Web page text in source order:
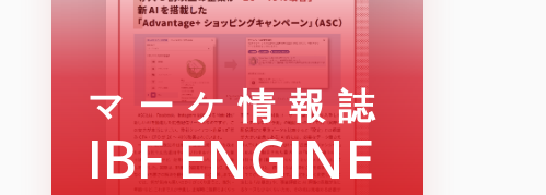
マーケ情報誌
IBF ENGINE